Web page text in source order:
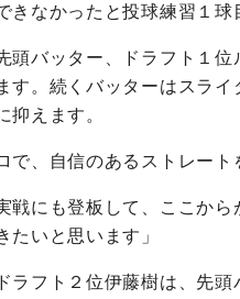
きなかったと投球練習１球
バッター、ドラフト１位
す。続くバッターはスラ
抑えます。
、自信のあるストレート
にも登板して、ここから
たいと思います」
フト２位伊藤樹は、先頭